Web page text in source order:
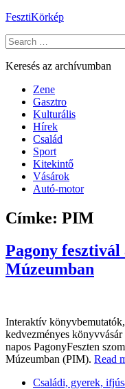
Skip
content
FesztiKörkép
Search
for:
Keresés az archívumban
Zene
Gasztro
Kulturális
Hírek
Család
Sport
Kitekintő
Vásárok
Autó-motor
Címke: PIM
Pagony
Múzeumban
Interaktív
kedvezményes
napos PagonyFeszten
Múzeumban (PIM). Read
Családi, gyerek,